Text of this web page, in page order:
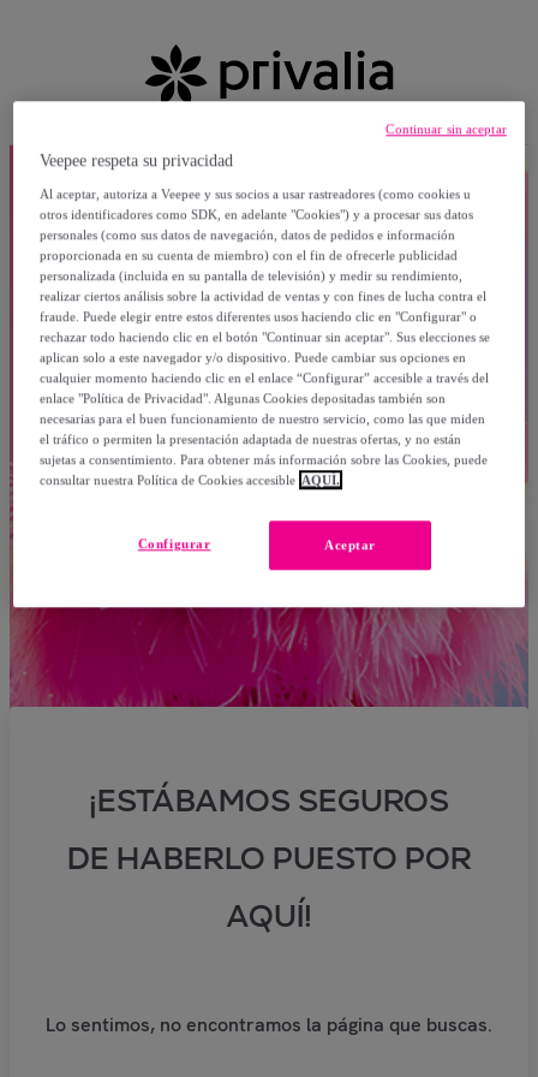
¡ESTÁBAMOS SEGUROS
DE HABERLO PUESTO POR
AQUÍ!
Lo sentimos, no encontramos la página que buscas.
Veepee respeta su privacidad
Al aceptar, autoriza a Veepee y sus socios a usar rastreadores (como cookies u
otros identificadores como SDK, en adelante "Cookies") y a procesar sus datos
personales (como sus datos de navegación, datos de pedidos e información
proporcionada en su cuenta de miembro) con el fin de ofrecerle publicidad
personalizada (incluida en su pantalla de televisión) y medir su rendimiento,
realizar ciertos análisis sobre la actividad de ventas y con fines de lucha contra el
fraude. Puede elegir entre estos diferentes usos haciendo clic en "Configurar" o
rechazar todo haciendo clic en el botón "Continuar sin aceptar". Sus elecciones se
aplican solo a este navegador y/o dispositivo. Puede cambiar sus opciones en
cualquier momento haciendo clic en el enlace “Configurar” accesible a través del
enlace "Política de Privacidad". Algunas Cookies depositadas también son
necesarias para el buen funcionamiento de nuestro servicio, como las que miden
el tráfico o permiten la presentación adaptada de nuestras ofertas, y no están
sujetas a consentimiento. Para obtener más información sobre las Cookies, puede
consultar nuestra Política de Cookies accesible AQUÍ.
Aceptar
Configurar
Continuar sin aceptar